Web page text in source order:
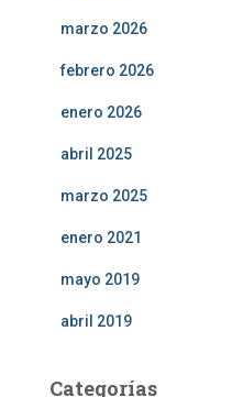
marzo 2026
febrero 2026
enero 2026
abril 2025
marzo 2025
enero 2021
mayo 2019
abril 2019
Categorías